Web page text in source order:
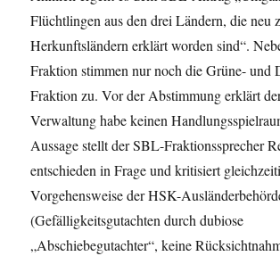
Flüchtlingen aus den drei Ländern, die neu
Herkunftsländern erklärt worden sind“.
Fraktion stimmen nur noch die Grüne-
Fraktion zu. Vor der Abstimmung erklärt
Verwaltung habe keinen
Aussage stellt der SBL-Fraktionssprecher
entschieden in Frage und kritisiert
Vorgehensweise der HSK-
(Gefälligkeitsgutachten durch dubiose
„Abschiebegutachter“, keine